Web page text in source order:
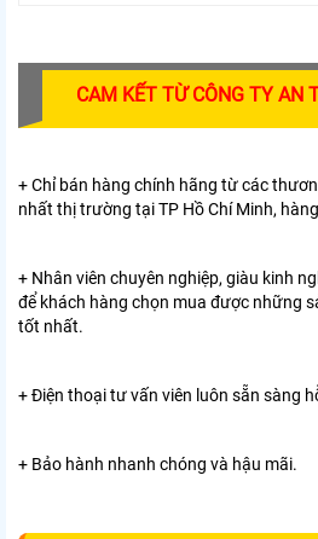
CAM KẾT TỪ CÔNG TY AN
+ Chỉ bán hàng chính hãng từ các
nhất thị trường tại TP Hồ Chí Minh,
+ Nhân viên chuyên nghiệp, giàu kinh
để khách hàng chọn mua được những
tốt nhất.
+ Điện thoại tư vấn viên luôn sẵn sàng
+ Bảo hành nhanh chóng và hậu mãi.